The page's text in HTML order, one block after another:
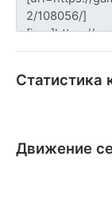
Статистика
Движение